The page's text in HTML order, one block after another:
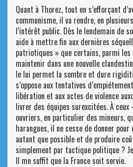
Quant à Thorez, tout en s’efforçant
communisme, il va rendre, en
l’intérêt public. Dès le lendemain de
aide à mettre fin aux dernières
patriotiques » que certains, parmi les
maintenir dans une nouvelle
le lui permet la sombre et dure
s’oppose aux tentatives
libération et aux actes de violence
livrer des équipes surexcitées. À
ouvriers, en particulier des mineurs,
harangues, il ne cesse de donner
autant que possible et de produire
simplement par tactique politique ?
Il me suffit que la France soit servie.